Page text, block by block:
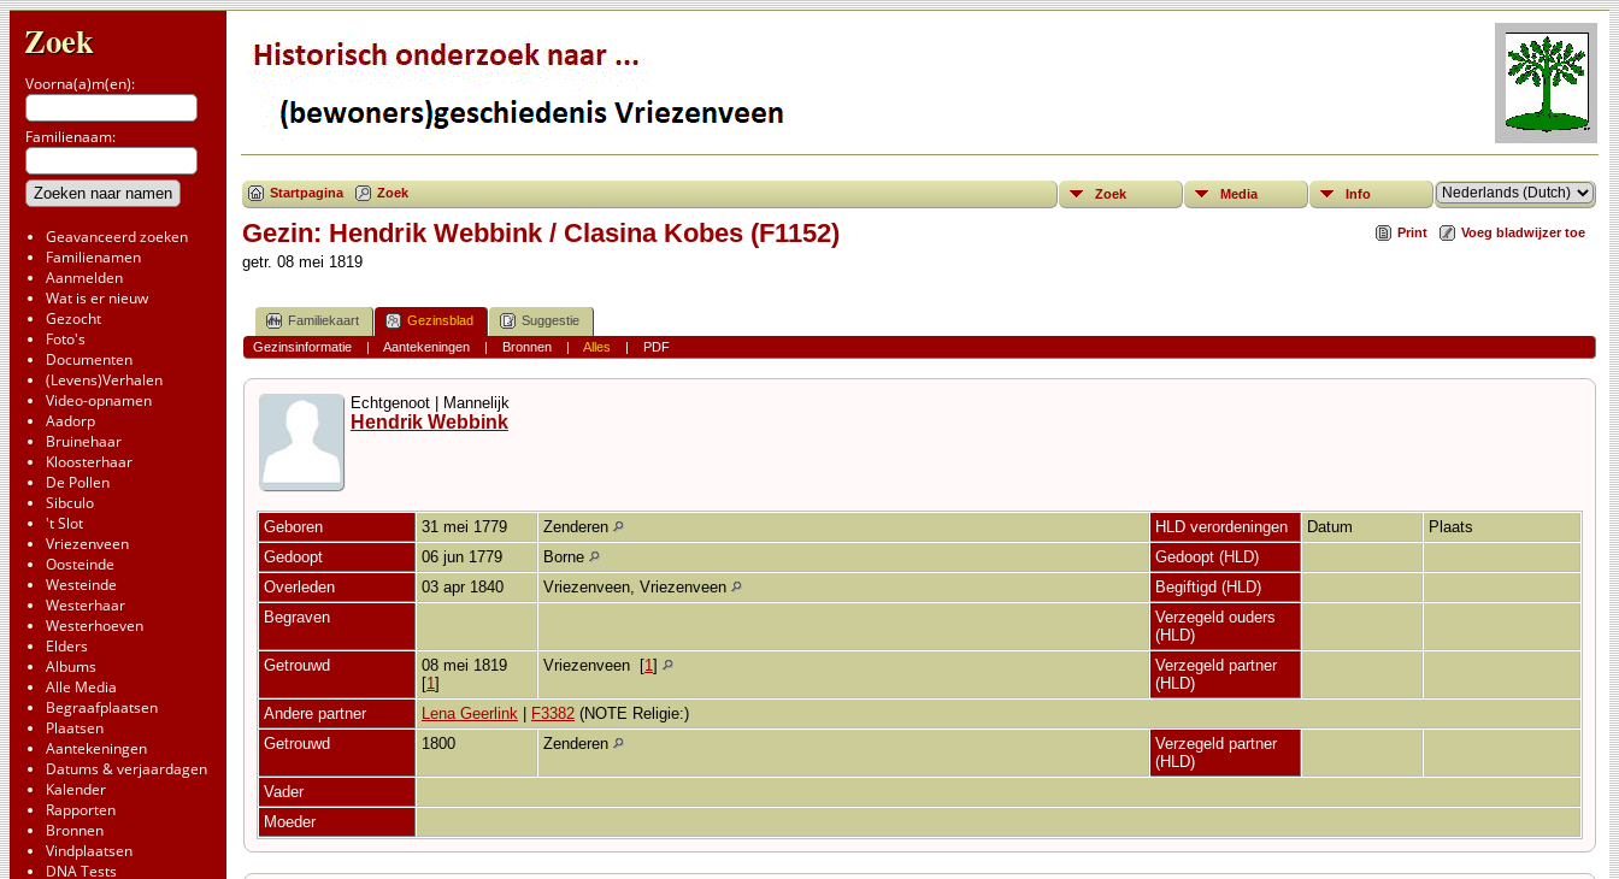
Zoek
Voorna(a)m(en):
Familienaam:
Geavanceerd zoeken
Familienamen
Aanmelden
Wat is er nieuw
Gezocht
Foto's
Documenten
(Levens)Verhalen
Video-opnamen
Aadorp
Bruinehaar
Kloosterhaar
De Pollen
Sibculo
't Slot
Vriezenveen
Oosteinde
Westeinde
Westerhaar
Westerhoeven
Elders
Albums
Alle Media
Begraafplaatsen
Plaatsen
Aantekeningen
Datums & verjaardagen
Kalender
Rapporten
Bronnen
Vindplaatsen
DNA Tests
Startpagina Zoek Zoek Media Info
Print Voeg bladwijzer toe
Gezin: Hendrik Webbink / Clasina Kobes (F1152)
getr. 08 mei 1819
Familiekaart Gezinsblad
Suggestie
Gezinsinformatie| Aantekeningen| Bronnen| Alles | PDF
Echtgenoot | Mannelijk
Hendrik Webbink
Geboren 31 mei 1779 Zenderen HLD verordeningen Datum
Plaats
Gedoopt
06 jun 1779 Borne
Gedoopt (HLD)
Overleden
03 apr 1840 Vriezenveen, Vriezenveen
Begiftigd (HLD)
Begraven
Verzegeld ouders
(HLD)
Getrouwd
08 mei 1819
[1]
Vriezenveen [1]
Verzegeld partner
(HLD)
Andere partner
Lena Geerlink F3382 (NOTE Religie:)
Getrouwd
1800 Zenderen
Verzegeld partner
(HLD)
Vader
Moeder